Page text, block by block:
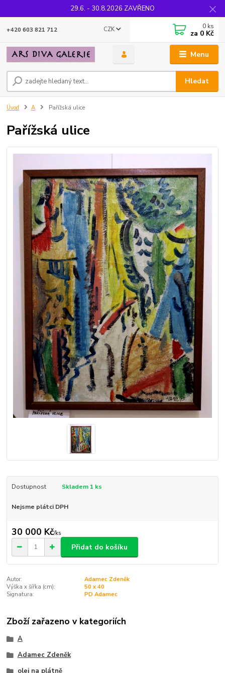
29.6. - 30.8.2026 ZAVŘENO
Menu
CZK
Hledat
+420 603 821 712 0 ks
za 0 Kč
Úvod A Pařížská ulice
Pařížská ulice
Dostupnost Skladem 1 ks
Nejsme plátci DPH
30 000 Kč/ks
Přidat do košíku
Autor:
Adamec Zdeněk
Výška x šířka (cm):
50 x 40
Signatura:
PD Adamec
Zboží zařazeno v kategoriích
A
Adamec Zdeněk
olej na plátně